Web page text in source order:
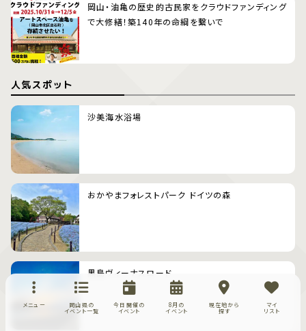
岡山・油亀の歴史的古民家をクラウドファンディング
で大修繕！築140年の命綱を繋いで
人気スポット
沙美海水浴場
おかやまフォレストパーク ドイツの森
黒島ヴィーナスロード
メニュー
岡山県の
イベント一覧
今日開催の
イベント
8月の
イベント
現在地から
探す
マイ
リスト